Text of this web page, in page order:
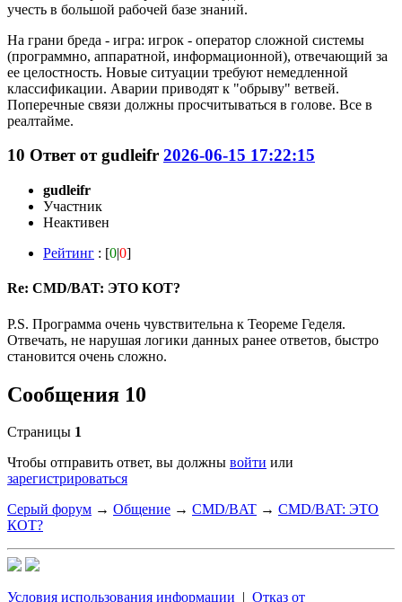
учесть в большой рабочей базе знаний.
На грани бреда - игра: игрок - оператор сложной системы
(программно, аппаратной, информационной), отвечающий за
ее целостность. Новые ситуации требуют немедленной
классификации. Аварии приводят к "обрыву" ветвей.
Поперечные связи должны просчитываться в голове. Все в
реалтайме.
10 Ответ отgudleifr 2026-06-15 17:22:15
gudleifr
Участник
Неактивен
Рейтинг : [0|0]
Re: CMD/BAT: ЭТО КОТ?
P.S. Программа очень чувствительна к Теореме Геделя.
Отвечать, не нарушая логики данных ранее ответов, быстро
становится очень сложно.
Сообщения 10
Страницы 1
Чтобы отправить ответ, вы должны войти или
зарегистрироваться
Серый форум → Общение → CMD/BAT → CMD/BAT: ЭТО
КОТ?
Условия использования информации
Отказ от